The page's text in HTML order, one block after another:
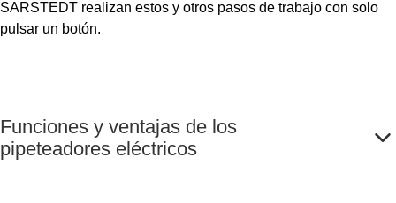
SARSTEDT realizan estos y otros pasos de trabajo con solo
pulsar un botón.
Funciones y ventajas de los
pipeteadores eléctricos